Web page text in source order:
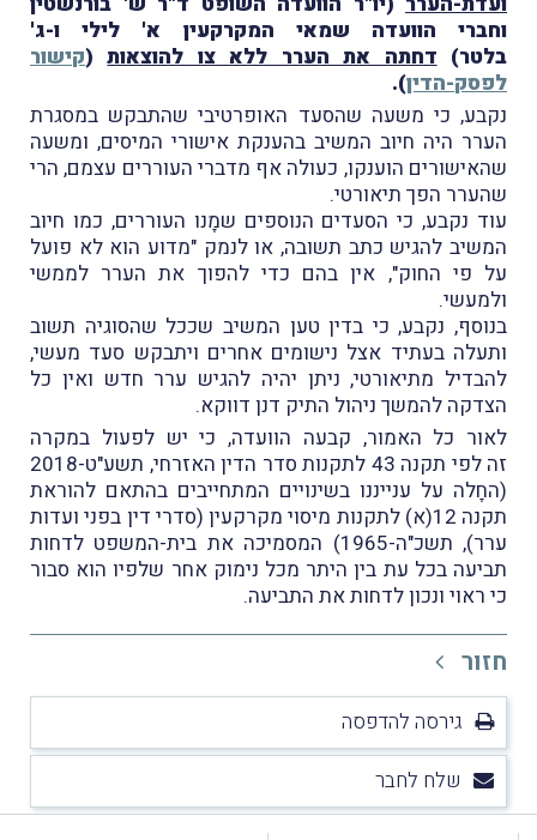
וחברי הוועדה שמאי המקרקעין א' לילי ו-ג'
בלטר) דחתה את הערר ללא צו להוצאות(קישור
לפסק-הדין).
נקבע, כי משעה שהסעד האופרטיבי שהתבקש במסגרת
הערר היה חיוב המשיב בהענקת אישורי המיסים, ומשעה
שהאישורים הוענקו, כעולה אף מדברי העוררים עצמם, הרי
שהערר הפך תיאורטי.
עוד נקבע, כי הסעדים הנוספים שמָנו העוררים, כמו חיוב
המשיב להגיש כתב תשובה, או לנמק "מדוע הוא לא פועל
על פי החוק", אין בהם כדי להפוך את הערר לממשי
ולמעשי.
בנוסף, נקבע, כי בדין טען המשיב שככל שהסוגיה תשוב
ותעלה בעתיד אצל נישומים אחרים ויתבקש סעד מעשי,
להבדיל מתיאורטי, ניתן יהיה להגיש ערר חדש ואין כל
הצדקה להמשך ניהול התיק דנן דווקא.
לאור כל האמור, קבעה הוועדה, כי יש לפעול במקרה
זה לפי תקנה 43 לתקנות סדר הדין האזרחי, תשע"ט-2018
(החָלה על ענייננו בשינויים המתחייבים בהתאם להוראת
תקנה 12(א) לתקנות מיסוי מקרקעין (סדרי דין בפני ועדות
ערר), תשכ"ה-1965) המסמיכה את בית-המשפט לדחות
תביעה בכל עת בין היתר מכל נימוק אחר שלפיו הוא סבור
כי ראוי ונכון לדחות את התביעה.
חזור
גירסה להדפסה
שלח לחבר